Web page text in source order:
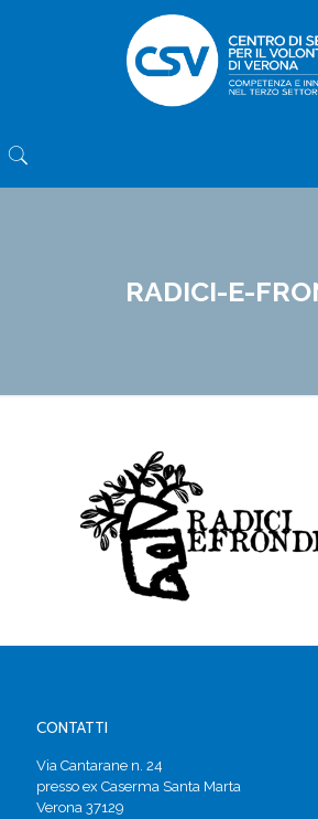
RADICI-E-
CONTATTI
Via Cantarane n. 24
presso ex Caserma Santa Marta
Verona 37129